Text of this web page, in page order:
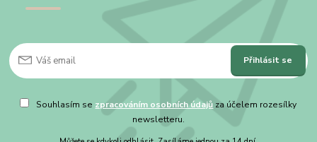
Přihlásit se
Souhlasím se zpracováním osobních údajů za účelem rozesílky
newsletteru.